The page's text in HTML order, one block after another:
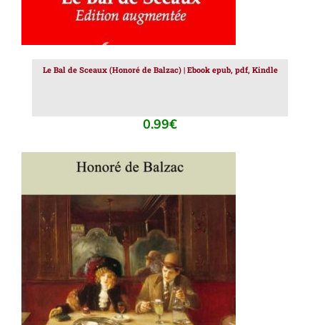
Le Bal de Sceaux (Honoré de Balzac) | Ebook epub, pdf, Kindle
0.99€
AJOUTER AU PANIER / DÉTAILS